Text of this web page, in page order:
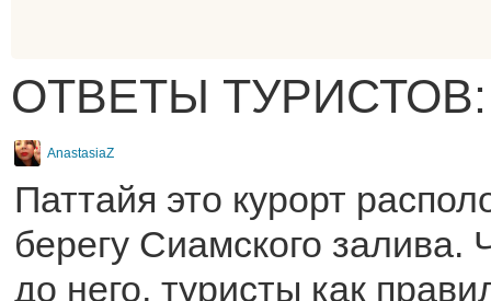
ОТВЕТЫ ТУРИСТОВ:
AnastasiaZ
Паттайя это курорт
берегу Сиамского залива.
до него, туристы как